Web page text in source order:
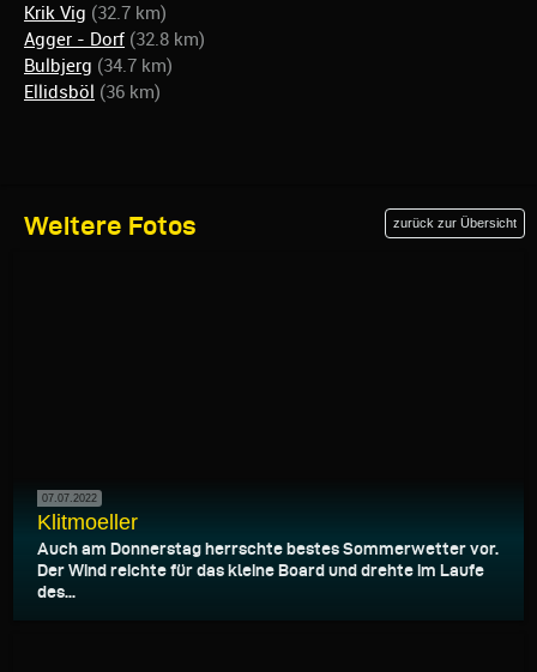
Krik Vig (32.7 km)
Agger - Dorf (32.8 km)
Bulbjerg (34.7 km)
Ellidsböl (36 km)
Weitere Fotos zurück zur Übersicht
07.07.2022
Klitmoeller
Auch am Donnerstag herrschte bestes Sommerwetter vor.
Der Wind reichte für das kleine Board und drehte im Laufe
des...